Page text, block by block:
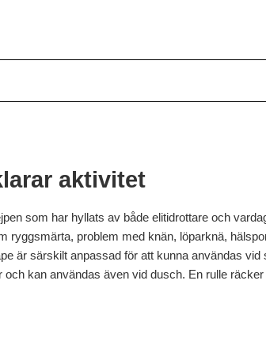
aktivitet
som har hyllats av både elitidrottare och
ryggsmärta, problem med knän, löparknä,
är särskilt anpassad för att kunna användas
kan användas även vid dusch. En rulle